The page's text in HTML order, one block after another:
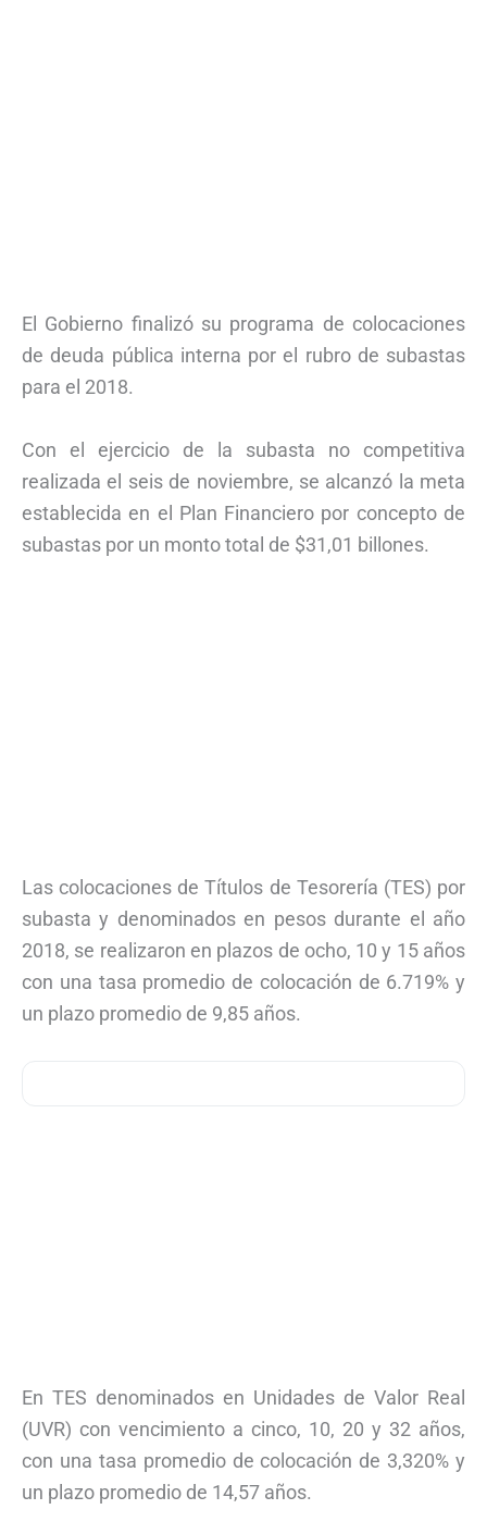
El Gobierno finalizó su programa de colocaciones
de deuda pública interna por el rubro de subastas
para el 2018.
Con el ejercicio de la subasta no competitiva
realizada el seis de noviembre, se alcanzó la meta
establecida en el Plan Financiero por concepto de
subastas por un monto total de $31,01 billones.
Las colocaciones de Títulos de Tesorería (TES) por
subasta y denominados en pesos durante el año
2018, se realizaron en plazos de ocho, 10 y 15 años
con una tasa promedio de colocación de 6.719% y
un plazo promedio de 9,85 años.
En TES denominados en Unidades de Valor Real
(UVR) con vencimiento a cinco, 10, 20 y 32 años,
con una tasa promedio de colocación de 3,320% y
un plazo promedio de 14,57 años.